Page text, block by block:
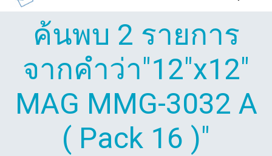
ค้นพบ 2 รายการ
จากคำว่า"12"x12"
MAG MMG-3032 A
( Pack 16 )"